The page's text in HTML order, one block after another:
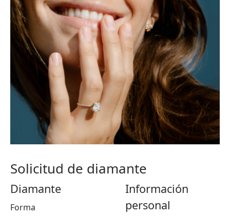
Solicitud de diamante
Diamante
Forma
Información
personal